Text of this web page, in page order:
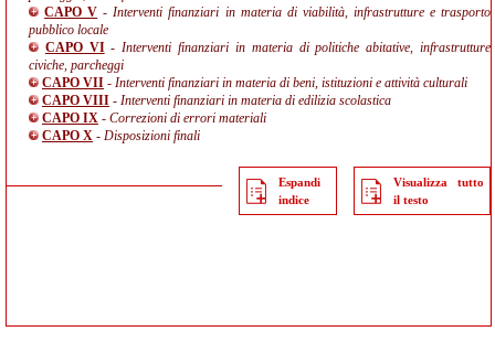
CAPO V - Interventi finanziari in materia di viabilità, infrastrutture e trasporto
pubblico locale
CAPO VI- Interventi finanziari in materia di politiche abitative, infrastrutture
civiche, parcheggi
CAPO VII - Interventi finanziari in materia di beni, istituzioni e attività culturali
CAPO VIII - Interventi finanziari in materia di edilizia scolastica
CAPO IX - Correzioni di errori materiali
CAPO X - Disposizioni finali
Espandi
indice
Visualizza tutto
il testo